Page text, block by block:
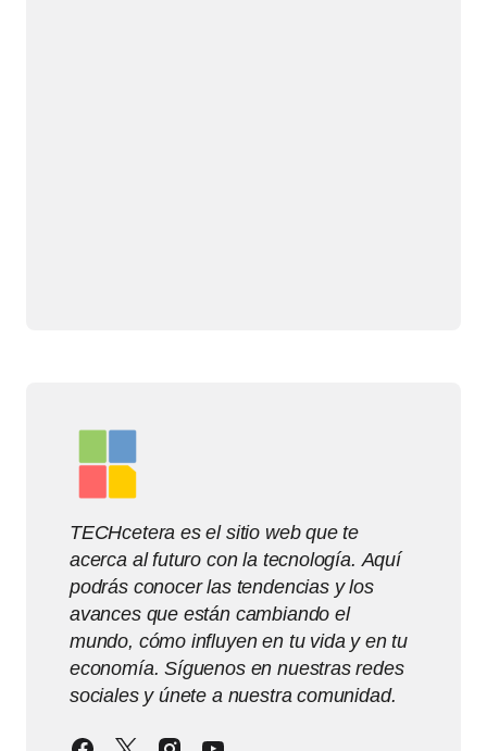
TECHcetera es el sitio web que te
acerca al futuro con la tecnología. Aquí
podrás conocer las tendencias y los
avances que están cambiando el
mundo, cómo influyen en tu vida y en tu
economía. Síguenos en nuestras redes
sociales y únete a nuestra comunidad.